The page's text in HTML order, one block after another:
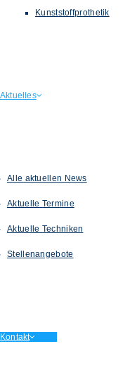
Kunststoffprothetik
Aktuelles
Alle aktuellen News
Aktuelle Termine
Aktuelle Techniken
Stellenangebote
Kontakt